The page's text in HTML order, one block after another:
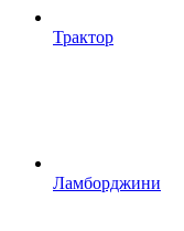
Трактор
Ламборджини